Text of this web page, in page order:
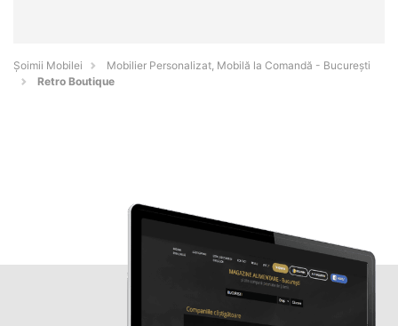
Șoimii Mobilei
Mobilier Personalizat, Mobilă la Comandă - Bucureşti
Retro Boutique